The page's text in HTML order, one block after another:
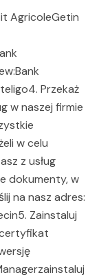
AgricoleGetin
Przekaż
w naszej firmie
w celu
z usług
dokumenty, w
na nasz adres:
Zainstaluj